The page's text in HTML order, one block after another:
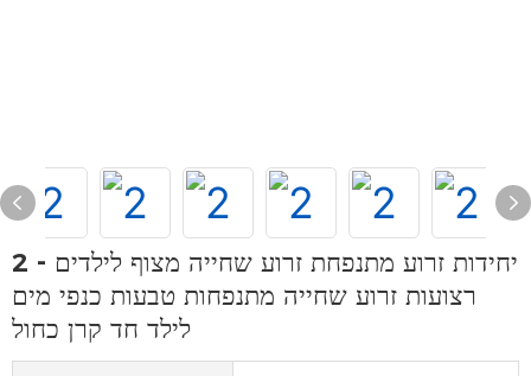
2 יחידות זרוע מתנפחת זרוע שחייה מצוף לילדים -
רצועות זרוע שחייה מתנפחות טבעות כנפי מים
לילד חד קרן כחול